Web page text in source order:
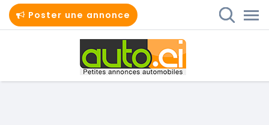
Poster une annonce